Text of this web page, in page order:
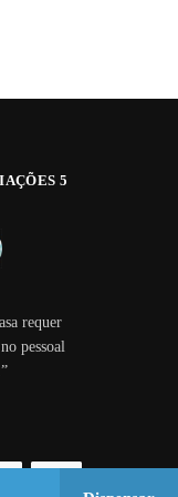
5
requer
pessoal